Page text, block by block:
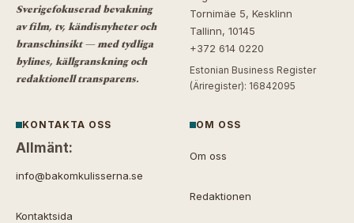
Sverigefokuserad bevakning
av film, tv, kändisnyheter och
branschinsikt — med tydliga
bylines, källgranskning och
redaktionell transparens.
Tornimäe 5, Kesklinn
Tallinn, 10145
+372 614 0220
Estonian Business Register
(Äriregister): 16842095
KONTAKTA OSS
Allmänt:
info@bakomkulisserna.se
Kontaktsida
OM OSS
Om oss
Redaktionen